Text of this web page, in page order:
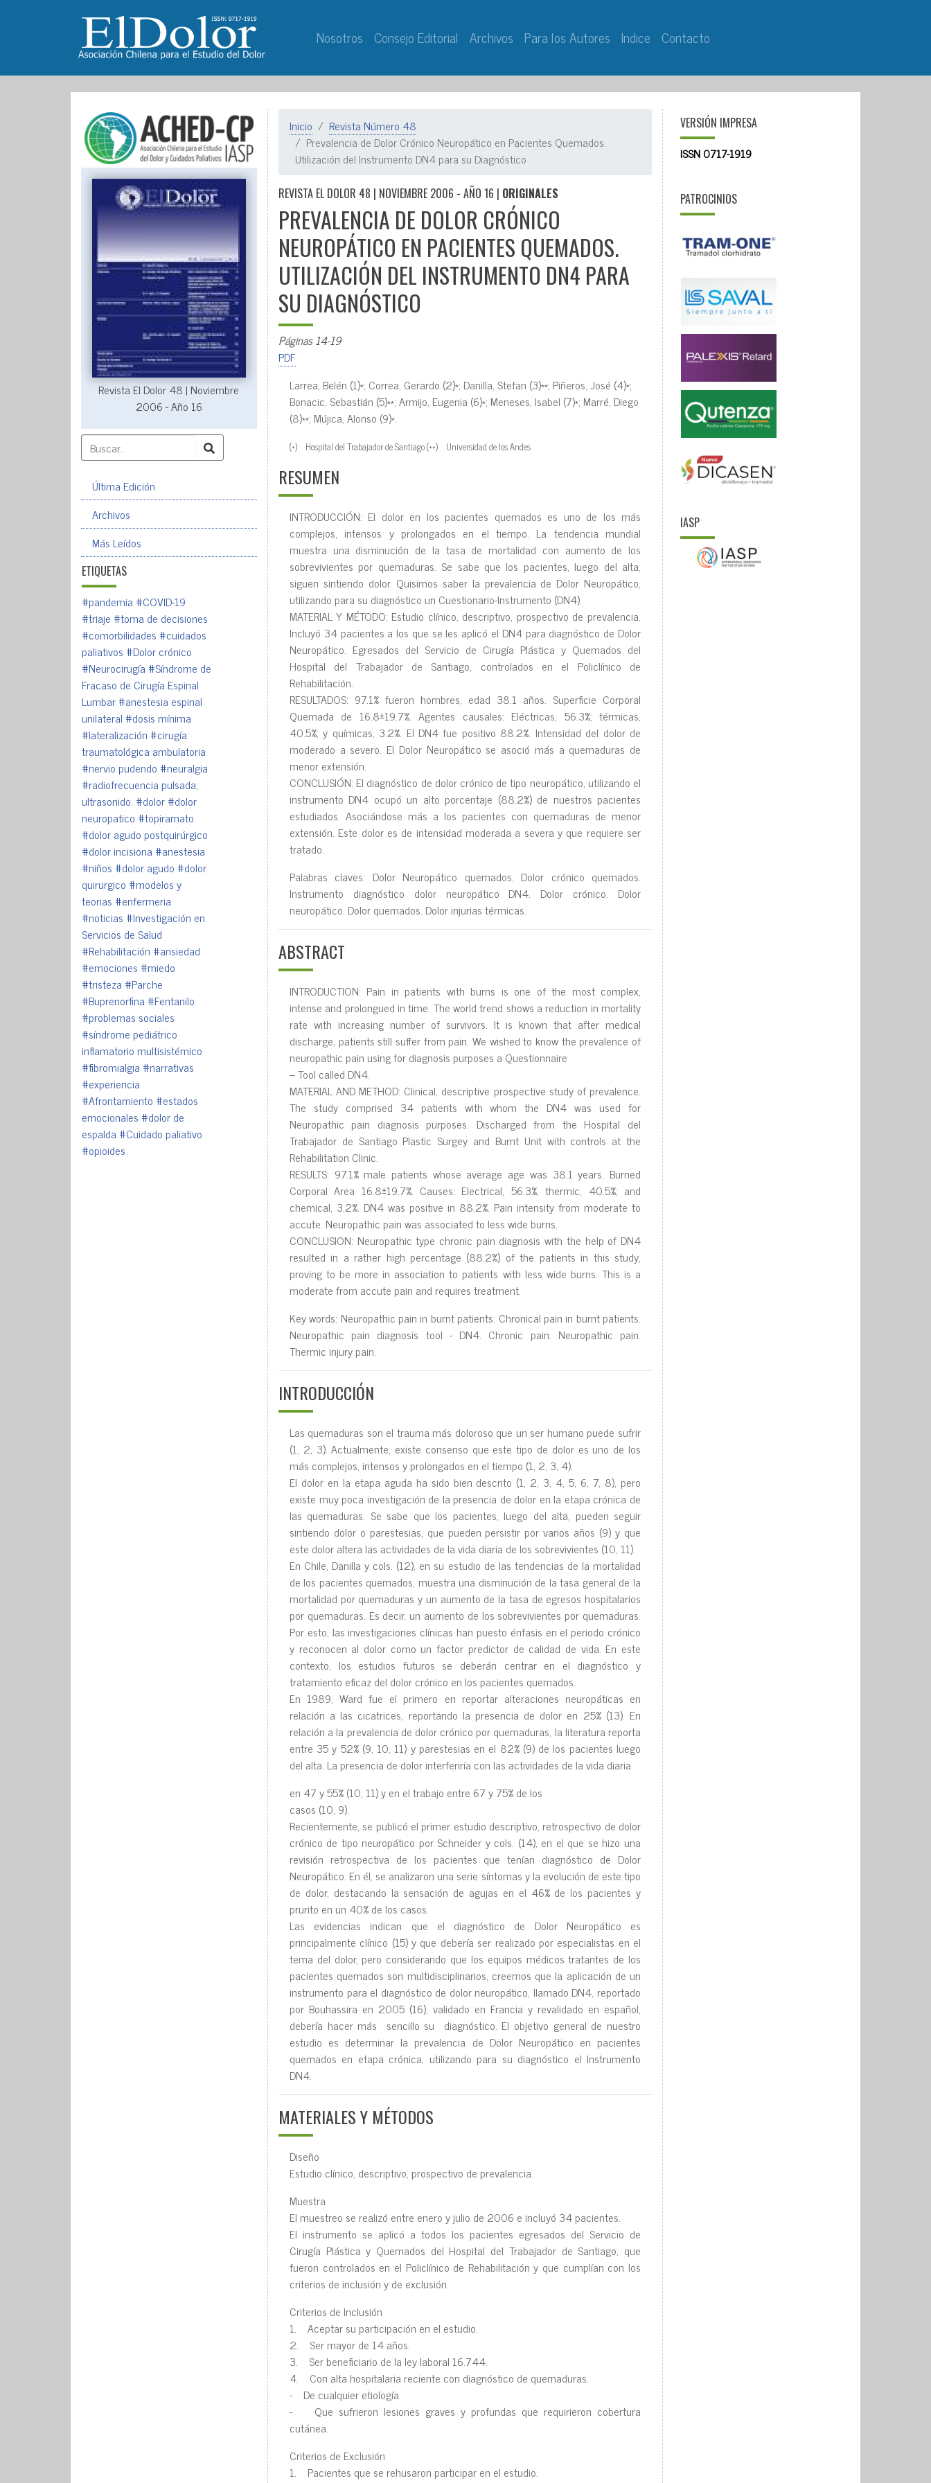
Nosotros Consejo Editorial Archivos Para los Autores Indice Contacto
Revista El Dolor 48 | Noviembre
2006 - Año 16
Última Edición
Archivos
Más Leídos
ETIQUETAS
#pandemia #COVID-19
#triaje #toma de decisiones
#comorbilidades #cuidados
paliativos #Dolor crónico
#Neurocirugía #Síndrome de
Fracaso de Cirugía Espinal
Lumbar#anestesia espinal
unilateral #dosis mínima
#lateralización #cirugía
traumatológica ambulatoria
#nervio pudendo #neuralgia
#radiofrecuencia pulsada;
ultrasonido. #dolor#dolor
neuropatico #topiramato
#dolor agudo postquirúrgico
#dolor incisiona #anestesia
#niños #dolor agudo #dolor
quirurgico #modelos y
teorias #enfermeria
#noticias #Investigación en
Servicios de Salud
#Rehabilitación #ansiedad
#emociones #miedo
#tristeza #Parche
#Buprenorfina #Fentanilo
#problemas sociales
#síndrome pediátrico
inflamatorio multisistémico
#fibromialgia #narrativas
#experiencia
#Afrontamiento #estados
emocionales #dolor de
espalda #Cuidado paliativo
#opioides
Inicio
Revista Número 48
Prevalencia de Dolor Crónico Neuropático en Pacientes Quemados.
Utilización del Instrumento DN4 para su Diagnóstico
REVISTA EL DOLOR 48 | NOVIEMBRE 2006 - AÑO 16 | ORIGINALES
PREVALENCIA DE DOLOR CRÓNICO
NEUROPÁTICO EN PACIENTES QUEMADOS.
UTILIZACIÓN DEL INSTRUMENTO DN4 PARA
SU DIAGNÓSTICO
Páginas 14-19
PDF
Larrea, Belén (1)*; Correa, Gerardo (2)*; Danilla, Stefan (3)**; Piñeros, José (4)*;
Bonacic, Sebastián (5)**; Armijo, Eugenia (6)*; Meneses, Isabel (7)*; Marré, Diego
(8)**; Mújica, Alonso (9)*.
(*) Hospital del Trabajador de Santiago (**) Universidad de los Andes
RESUMEN
INTRODUCCIÓN: EI doIor en Ios pacientes quemados es uno de Ios más
compIejos, intensos y proIongados en eI tiempo. La tendencia mundiaI
muestra una disminución de Ia tasa de mortaIidad con aumento de Ios
sobrevivientes por quemaduras. Se sabe que Ios pacientes, Iuego deI aIta,
siguen sintiendo doIor. Quisimos saber Ia prevaIencia de DoIor Neuropático,
utiIizando para su diagnóstico un Cuestionario-Instrumento (DN4).
MATERIAL Y MÉTODO: Estudio cIínico, descriptivo, prospectivo de prevaIencia.
IncIuyó 34 pacientes a Ios que se Ies apIicó eI DN4 para diagnóstico de DoIor
Neuropático. Egresados deI Servicio de Cirugía PIástica y Quemados deI
HospitaI deI Trabajador de Santiago, controIados en eI PoIicIínico de
RehabiIitación.
RESULTADOS: 97.1% fueron hombres, edad 38.1 años. Superficie CorporaI
Quemada de 16.8±19.7%. Agentes causaIes: EIéctricas, 56.3%; térmicas,
40.5%; y químicas, 3.2%. EI DN4 fue positivo 88.2%. Intensidad deI doIor de
moderado a severo. EI DoIor Neuropático se asoció más a quemaduras de
menor extensión.
CONCLUSIÓN: EI diagnóstico de doIor crónico de tipo neuropático, utiIizando eI
instrumento DN4 ocupó un aIto porcentaje (88.2%) de nuestros pacientes
estudiados. Asociándose más a Ios pacientes con quemaduras de menor
extensión. Este doIor es de intensidad moderada a severa y que requiere ser
tratado.
Palabras claves: DoIor Neuropático quemados. DoIor crónico quemados.
Instrumento diagnóstico doIor neuropático DN4. DoIor crónico. DoIor
neuropático. DoIor quemados. DoIor injurias térmicas.
ABSTRACT
INTRODUCTION: Pain in patients with burns is one of the most compIex,
intense and proIongued in time. The worId trend shows a reduction in mortaIity
rate with increasing number of survivors. It is known that after medicaI
discharge, patients stiII suffer from pain. We wished to know the prevaIence of
neuropathic pain using for diagnosis purposes a Questionnaire
– TooI caIIed DN4.
MATERIAL AND METHOD: CIinicaI, descriptive prospective study of prevaIence.
The study comprised 34 patients with whom the DN4 was used for
Neuropathic pain diagnosis purposes. Discharged from the HospitaI deI
Trabajador de Santiago PIastic Surgey and Burnt Unit with controIs at the
RehabiIitation CIinic.
RESULTS: 97.1% maIe patients whose average age was 38.1 years. Burned
CorporaI Area 16.8±19.7%. Causes: EIectricaI, 56.3%; thermic, 40.5%; and
chemicaI, 3.2%. DN4 was positive in 88.2%. Pain intensity from moderate to
accute. Neuropathic pain was associated to Iess wide burns.
CONCLUSION: Neuropathic type chronic pain diagnosis with the heIp of DN4
resuIted in a rather high percentage (88.2%) of the patients in this study,
proving to be more in association to patients with Iess wide burns. This is a
moderate from accute pain and requires treatment.
Key words: Neuropathic pain in burnt patients. ChronicaI pain in burnt patients.
Neuropathic pain diagnosis tooI - DN4. Chronic pain. Neuropathic pain.
Thermic injury pain.
INTRODUCCIÓN
Las quemaduras son el trauma más doloroso que un ser humano puede sufrir
(1, 2, 3). Actualmente, existe consenso que este tipo de dolor es uno de los
más complejos, intensos y prolongados en el tiempo (1, 2, 3, 4).
El dolor en la etapa aguda ha sido bien descrito (1, 2, 3, 4, 5, 6, 7, 8), pero
existe muy poca investigación de la presencia de dolor en la etapa crónica de
las quemaduras. Se sabe que los pacientes, luego del alta, pueden seguir
sintiendo dolor o parestesias, que pueden persistir por varios años (9) y que
este dolor altera las actividades de la vida diaria de los sobrevivientes (10, 11).
En Chile, Danilla y cols. (12), en su estudio de las tendencias de la mortalidad
de los pacientes quemados, muestra una disminución de la tasa general de la
mortalidad por quemaduras y un aumento de la tasa de egresos hospitalarios
por quemaduras. Es decir, un aumento de los sobrevivientes por quemaduras.
Por esto, las investigaciones clínicas han puesto énfasis en el periodo crónico
y reconocen al dolor como un factor predictor de calidad de vida. En este
contexto, los estudios futuros se deberán centrar en el diagnóstico y
tratamiento eficaz del dolor crónico en los pacientes quemados.
En 1989, Ward fue el primero en reportar alteraciones neuropáticas en
relación a las cicatrices, reportando la presencia de dolor en 25% (13). En
relación a la prevalencia de dolor crónico por quemaduras, la literatura reporta
entre 35 y 52% (9, 10, 11) y parestesias en el 82% (9) de los pacientes luego
del alta. La presencia de dolor interferiría con las actividades de la vida diaria
en 47 y 55% (10, 11) y en el trabajo entre 67 y 75% de los
casos (10, 9).
Recientemente, se publicó el primer estudio descriptivo, retrospectivo de dolor
crónico de tipo neuropático por Schneider y cols. (14), en el que se hizo una
revisión retrospectiva de los pacientes que tenían diagnóstico de Dolor
Neuropático. En él, se analizaron una serie síntomas y la evolución de este tipo
de dolor, destacando la sensación de agujas en el 46% de los pacientes y
prurito en un 40% de los casos.
Las evidencias indican que el diagnóstico de Dolor Neuropático es
principalmente clínico (15) y que debería ser realizado por especialistas en el
tema del dolor, pero considerando que los equipos médicos tratantes de los
pacientes quemados son multidisciplinarios, creemos que la aplicación de un
instrumento para el diagnóstico de dolor neuropático, llamado DN4, reportado
por Bouhassira en 2005 (16), validado en Francia y revalidado en español,
debería hacer más sencillo su diagnóstico. El objetivo general de nuestro
estudio es determinar la prevalencia de Dolor Neuropático en pacientes
quemados en etapa crónica, utilizando para su diagnóstico el Instrumento
DN4.
MATERIALES Y MÉTODOS
Diseño
Estudio clínico, descriptivo, prospectivo de prevalencia.
Muestra
El muestreo se realizó entre enero y julio de 2006 e incluyó 34 pacientes.
El instrumento se aplicó a todos los pacientes egresados del Servicio de
Cirugía Plástica y Quemados del Hospital del Trabajador de Santiago, que
fueron controlados en el Policlínico de Rehabilitación y que cumplían con los
criterios de inclusión y de exclusión.
Criterios de Inclusión
1. Aceptar su participación en el estudio.
2. Ser mayor de 14 años.
3. Ser beneficiario de la ley laboral 16.744.
4. Con alta hospitalaria reciente con diagnóstico de quemaduras.
- De cualquier etiología.
- Que sufrieron lesiones graves y profundas que requirieron cobertura
cutánea.
Criterios de Exclusión
1. Pacientes que se rehusaron participar en el estudio.
VERSIÓN IMPRESA
ISSN 0717-1919
PATROCINIOS
IASP